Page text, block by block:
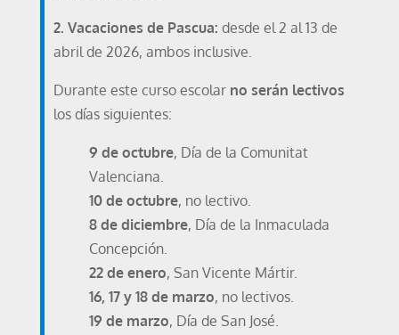
2.⁠ ⁠Vacaciones de Pascua: desde el 2 al 13 de
abril de 2026, ambos inclusive.
Durante este curso escolar no serán lectivos
los días siguientes:
9 de octubre, Día de la Comunitat
Valenciana.
10 de octubre, no lectivo.
8 de diciembre, Día de la Inmaculada
Concepción.
22 de enero, San Vicente Mártir.
16, 17 y 18 de marzo, no lectivos.
19 de marzo, Día de San José.